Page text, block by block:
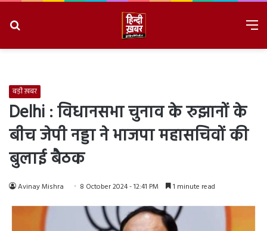
बड़ी ख़बर
Delhi : विधानसभा चुनाव के रुझानों के
बीच जेपी नड्डा ने भाजपा महासचिवों की
बुलाई बैठक
Avinay Mishra 8 October 2024 - 12:41 PM 1 minute read